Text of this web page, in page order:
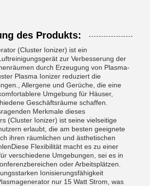
des Produkts:
(Cluster Ionizer) ist ein
zur Verbesserung der
durch Erzeugung von Plasma-
Plasma Ionizer reduziert die
Allergene und Gerüche, die eine
Umgebung für Häuser,
Geschäftsräume schaffen.
Merkmale dieses
(Cluster Ionizer) ist seine vielseitige
erlaubt, die am besten geeignete
ihren räumlichen und ästhetischen
Flexibilität macht es zu einer
verschiedene Umgebungen, sei es in
oder Arbeitsplätzen.
Ionisierungsfähigkeit
nur 15 Watt Strom, was